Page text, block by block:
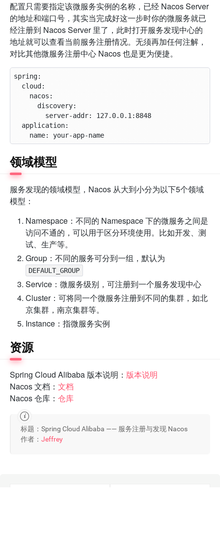
配置只需要指定该微服务实例的名称，已经 Nacos Server
的地址和端口号，其实当完成好这一步时你的微服务就已
经注册到 Nacos Server 里了，此时打开服务发现中心的
地址就可以查看当前服务注册情况。无须再加任何注解，
对比其他微服务注册中心 Nacos 也是更为便捷。
        server-addr: 127.0.0.1:8848
    name: your-app-name
领域模型
服务发现的领域模型，Nacos 从大到小分为以下5个领域
模型：
Namespace：不同的 Namespace 下的微服务之间是
访问不通的，可以用于区分环境使用。比如开发、测
试、生产等。
Group：不同的服务可分到一组，默认为
DEFAULT_GROUP
Service：微服务级别，可注册到一个服务发现中心
Cluster：可将同一个微服务注册到不同的集群，如北
京集群，南京集群等。
Instance：指微服务实例
资源
Spring Cloud Alibaba 版本说明： 版本说明
Nacos 文档： 文档
Nacos 仓库： 仓库
标题：Spring Cloud Alibaba —— 服务注册与发现 Nacos
作者： Jeffrey